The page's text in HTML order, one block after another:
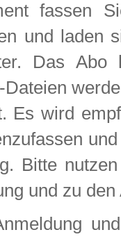
fassen
und laden
Das
Es wird
Bitte
und zu